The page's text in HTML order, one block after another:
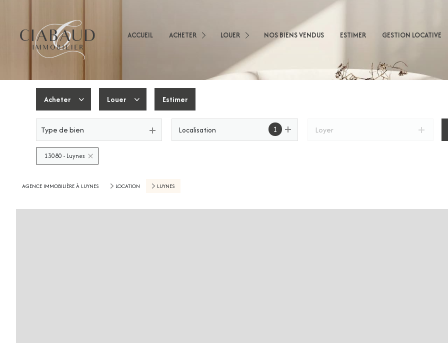
ACCUEIL ACHETER
Immeubles
Immobilier Professionnel
Autres
LOUER
Immobilier Professionnel
NOS BIENS VENDUS ESTIMER GESTION LOCATIVE
Acheter
De l'ancien
De l'immo pro
Louer
De l'immo pro
Estimer
Type de bien 1
Localisation Loyer
13080 - Luynes
AGENCE IMMOBILIÈRE À LUYNES LOCATION LUYNES